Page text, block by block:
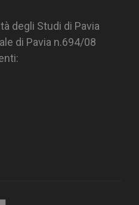
degli Studi di Pavia
di Pavia n.694/08